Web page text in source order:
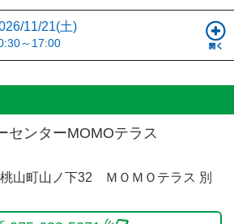
11/21(土)
～17:00
センターMOMOテラス
山町山ノ下32 ＭＯＭＯテラス 別